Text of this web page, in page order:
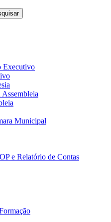
Executivo
Municipal
e Relatório de Contas